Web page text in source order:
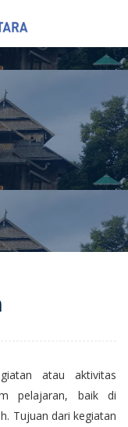
atau aktivitas
pelajaran, baik di
Tujuan dari kegiatan